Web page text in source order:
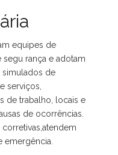
equipes de
rança e adotam
simulados de
serviços,
de trabalho, locais e
de ocorrências.